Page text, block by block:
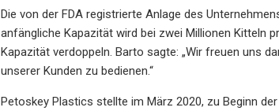
Die von der FDA registrierte Anlage des
anfängliche Kapazität wird bei zwei Millionen Kitteln
Kapazität verdoppeln. Barto sagte: „Wir freuen uns
unserer Kunden zu bedienen.“
Petoskey Plastics stellte im März 2020, zu Beginn